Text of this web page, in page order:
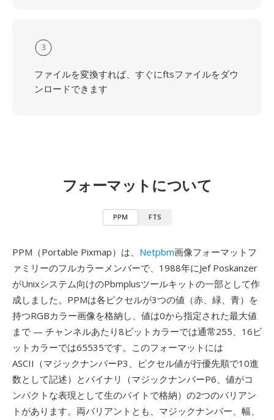
3
ファイルを変換すれば、すぐにftsファイルをダウ
ンロードできます
フォーマットについて
PPM FTS
PPM（Portable Pixmap）は、 Netpbm画像フォーマットフ
ァミリーのフルカラーメンバーで、1988年にJef Poskanzer
がUnixシステム向けのPbmplusツールキットの一部として作
成しました。PPMは各ピクセルが3つの値（赤、緑、青）を
持つRGBカラー画像を格納し、値は0から指定された最大値
まで — チャンネルあたり8ビットカラーでは通常255、16ビ
ットカラーでは65535です。このフォーマットには
ASCII（マジックナンバーP3、ピクセル値が行優先順で10進
数として記述）とバイナリ（マジックナンバーP6、値がコ
ンパクトな表現として生のバイトで格納）の2つのバリアン
トがあります。両バリアントとも、マジックナンバー、幅、